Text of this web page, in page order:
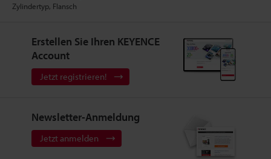
Zylindertyp, Flansch
Erstellen Sie Ihren KEYENCE
Account
Jetzt registrieren!
Newsletter-Anmeldung
Jetzt anmelden